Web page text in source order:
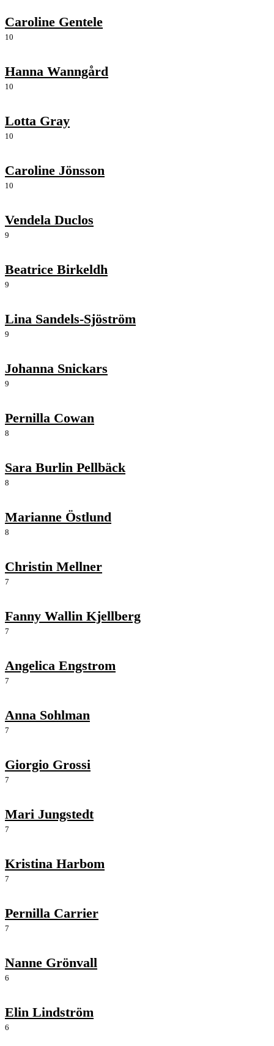
Caroline Gentele
10
Hanna Wanngård
10
Lotta Gray
10
Caroline Jönsson
10
Vendela Duclos
9
Beatrice Birkeldh
9
Lina Sandels-Sjöström
9
Johanna Snickars
9
Pernilla Cowan
8
Sara Burlin Pellbäck
8
Marianne Östlund
8
Christin Mellner
7
Fanny Wallin Kjellberg
7
Angelica Engstrom
7
Anna Sohlman
7
Giorgio Grossi
7
Mari Jungstedt
7
Kristina Harbom
7
Pernilla Carrier
7
Nanne Grönvall
6
Elin Lindström
6